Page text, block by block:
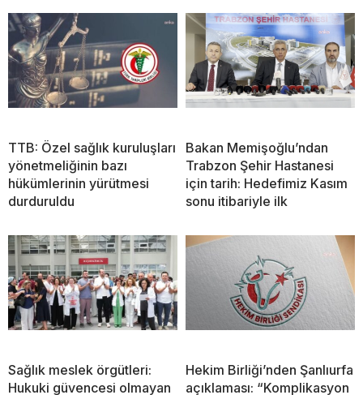
TTB: Özel sağlık kuruluşları
yönetmeliğinin bazı
hükümlerinin yürütmesi
durduruldu
Bakan Memişoğlu’ndan
Trabzon Şehir Hastanesi
için tarih: Hedefimiz Kasım
sonu itibariyle ilk
Sağlık meslek örgütleri:
Hukuki güvencesi olmayan
Hekim Birliği’nden Şanlıurfa
açıklaması: “Komplikasyon